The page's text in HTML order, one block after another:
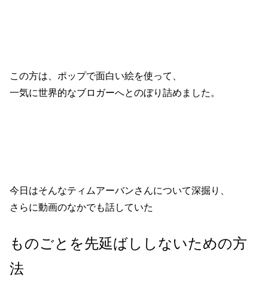
この方は、ポップで面白い絵を使って、
一気に世界的なブロガーへとのぼり詰めました。
今日はそんなティムアーバンさんについて深掘り、
さらに動画のなかでも話していた
ものごとを先延ばししないための方
法